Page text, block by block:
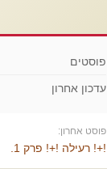
פוסטים
עדכון אחרון
פוסט אחרון:
!+! רעילה !+! פרק 1.